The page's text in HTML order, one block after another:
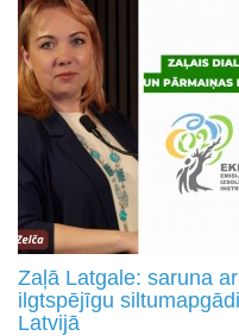
Zaļā Latgale: saruna
ilgtspējīgu
Latvijā